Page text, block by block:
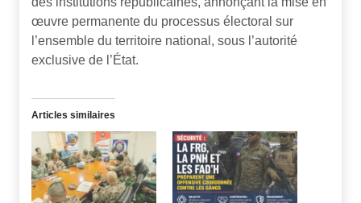
œuvre permanente du processus électoral sur
l’ensemble du territoire national, sous l’autorité
exclusive de l’État.
Articles similaires